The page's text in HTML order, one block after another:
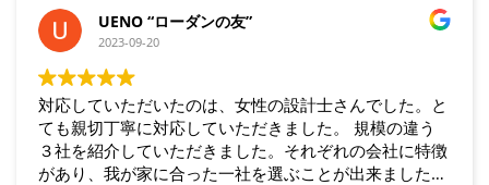
UENO “ローダンの友”
2023-09-20
対応していただいたのは、女性の設計士さんでした。と
ても親切丁寧に対応していただきました。 規模の違う
３社を紹介していただきました。それぞれの会社に特徴
があり、我が家に合った一社を選ぶことが出来ました。